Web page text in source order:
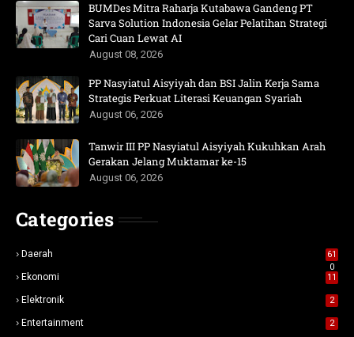
BUMDes Mitra Raharja Kutabawa Gandeng PT
Sarva Solution Indonesia Gelar Pelatihan Strategi
Cari Cuan Lewat AI
August 08, 2026
PP Nasyiatul Aisyiyah dan BSI Jalin Kerja Sama
Strategis Perkuat Literasi Keuangan Syariah
August 06, 2026
Tanwir III PP Nasyiatul Aisyiyah Kukuhkan Arah
Gerakan Jelang Muktamar ke-15
August 06, 2026
Categories
Daerah
61
0
Ekonomi 11
Elektronik 2
Entertainment 2